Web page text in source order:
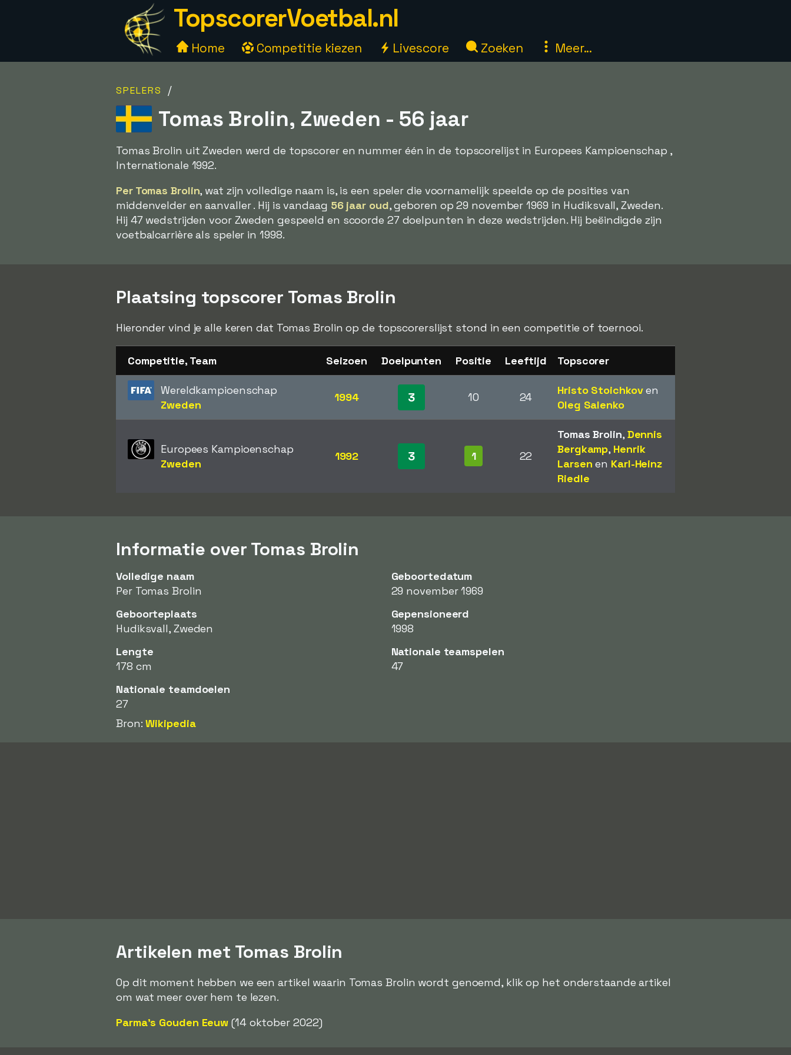
TopscorerVoetbal.nl
Home Competitie kiezen Livescore Zoeken Meer...
SPELERS /
Tomas Brolin, Zweden - 56 jaar
Tomas Brolin uit Zweden werd de topscorer en nummer één in de topscorelijst in Europees Kampioenschap ,
Internationale 1992.
Per Tomas Brolin, wat zijn volledige naam is, is een speler die voornamelijk speelde op de posities van
middenvelder en aanvaller . Hij is vandaag 56 jaar oud, geboren op 29 november 1969 in Hudiksvall, Zweden.
Hij 47 wedstrijden voor Zweden gespeeld en scoorde 27 doelpunten in deze wedstrijden. Hij beëindigde zijn
voetbalcarrière als speler in 1998.
Plaatsing topscorer Tomas Brolin
Hieronder vind je alle keren dat Tomas Brolin op de topscorerslijst stond in een competitie of toernooi.
Competitie, Team Seizoen Doelpunten Positie Leeftijd Topscorer
Wereldkampioenschap
Zweden
1994 3 10 24
Hristo Stoichkoven
Oleg Salenko
Europees Kampioenschap
Zweden
1992 3 1 22
Tomas Brolin, Dennis
Bergkamp, Henrik
Larsen en Karl-Heinz
Riedle
Informatie over Tomas Brolin
Volledige naam
Per Tomas Brolin
Geboortedatum
29 november 1969
Geboorteplaats
Hudiksvall, Zweden
Gepensioneerd
1998
Lengte
178 cm
Nationale teamspelen
47
Nationale teamdoelen
27
Bron:Wikipedia
Artikelen met Tomas Brolin
Op dit moment hebben we een artikel waarin Tomas Brolin wordt genoemd, klik op het onderstaande artikel
om wat meer over hem te lezen.
Parma's Gouden Eeuw (14 oktober 2022)